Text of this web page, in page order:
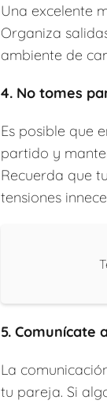
Una excelente
Organiza
ambiente de
4. No tomes
Es posible que
partido y
Recuerda que
tensiones
5. Comunícate
La
tu pareja. Si